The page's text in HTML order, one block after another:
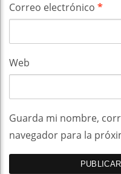
Correo electrónico *
Web
Guarda mi nombre,
navegador para la